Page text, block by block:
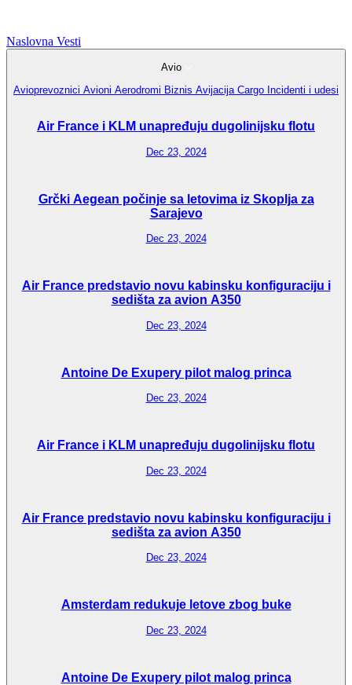
Naslovna Vesti
Avio
Avioprevoznici Avioni Aerodromi Biznis Avijacija Cargo Incidenti i udesi
Air France i KLM unapređuju dugolinijsku flotu
Dec 23, 2024
Grčki Aegean počinje sa letovima iz Skoplja za
Sarajevo
Dec 23, 2024
Air France predstavio novu kabinsku konfiguraciju i
sedišta za avion A350
Dec 23, 2024
Antoine De Exupery pilot malog princa
Dec 23, 2024
Air France i KLM unapređuju dugolinijsku flotu
Dec 23, 2024
Air France predstavio novu kabinsku konfiguraciju i
sedišta za avion A350
Dec 23, 2024
Amsterdam redukuje letove zbog buke
Dec 23, 2024
Antoine De Exupery pilot malog princa